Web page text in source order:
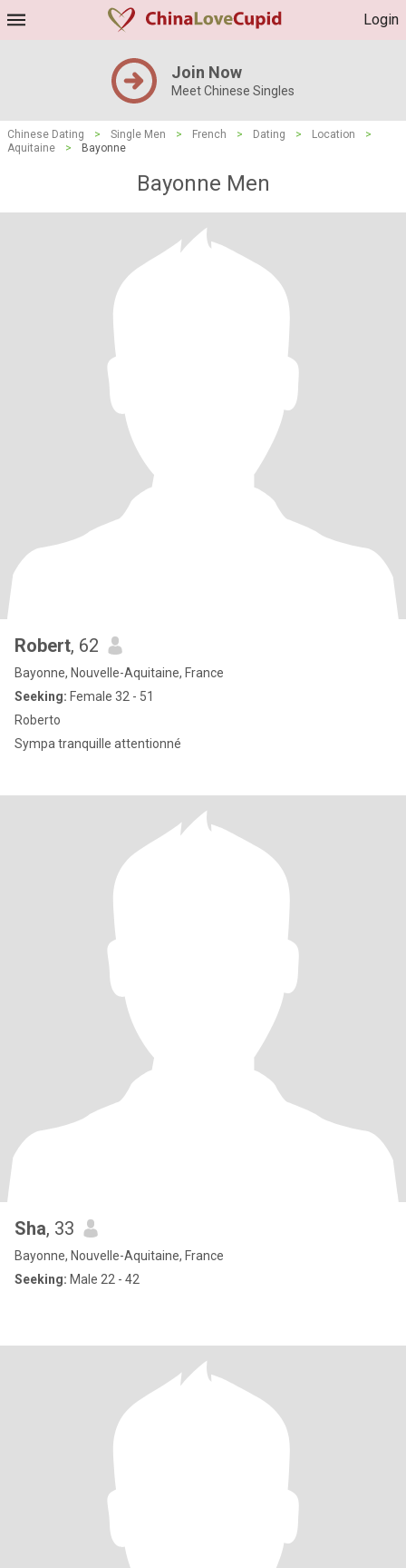
Login
Join Now
Meet Chinese Singles
Chinese Dating > Single Men > French > Dating > Location
>
Aquitaine
> Bayonne
Bayonne Men
Robert, 62
Bayonne, Nouvelle-Aquitaine, France
Seeking: Female 32 - 51
Roberto
Sympa tranquille attentionné
Sha, 33
Bayonne, Nouvelle-Aquitaine, France
Seeking: Male 22 - 42